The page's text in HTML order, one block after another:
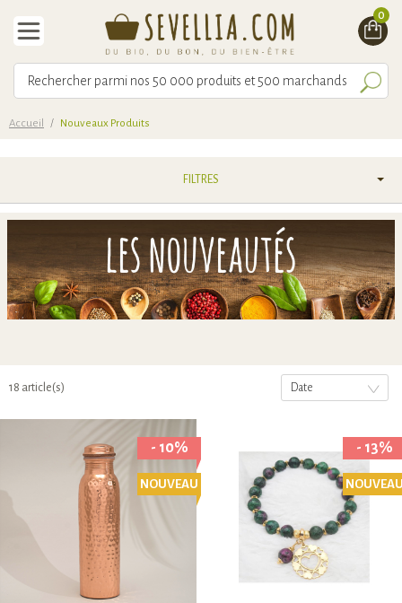
0
Accueil / Nouveaux Produits
FILTRES
18 article(s) Date
- 10%
NOUVEAU
- 13%